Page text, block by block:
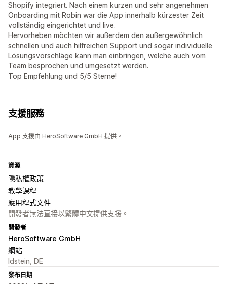
Shopify integriert. Nach einem kurzen und sehr angenehmen
Onboarding mit Robin war die App innerhalb kürzester Zeit
vollständig eingerichtet und live.
Hervorheben möchten wir außerdem den außergewöhnlich
schnellen und auch hilfreichen Support und sogar individuelle
Lösungsvorschläge kann man einbringen, welche auch vom
Team besprochen und umgesetzt werden.
Top Empfehlung und 5/5 Sterne!
支援服務
App 支援由 HeroSoftware GmbH 提供。
資源
隱私權政策
教學課程
應用程式文件
開發者無法直接以繁體中文提供支援。
開發者
HeroSoftware GmbH
網站
Idstein, DE
發布日期